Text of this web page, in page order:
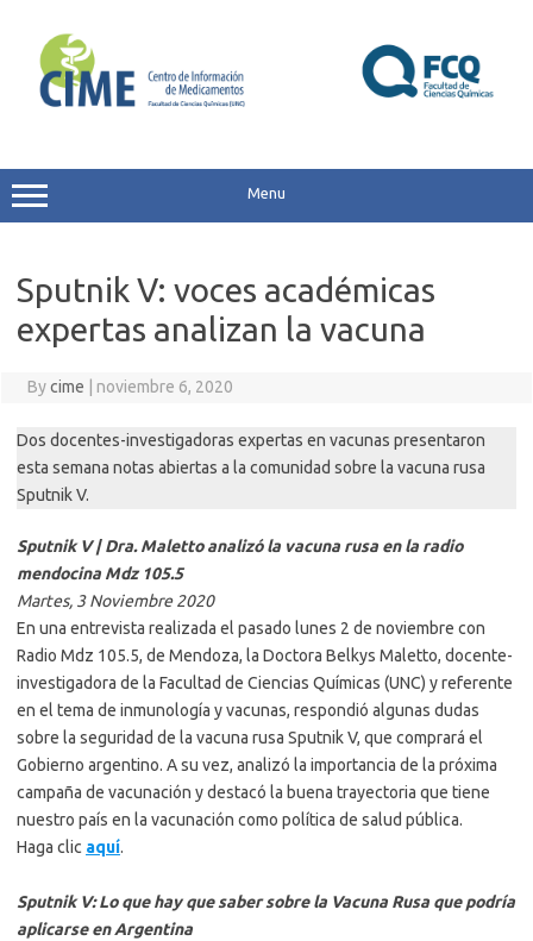
content
Menu
Sputnik V: voces académicas
expertas analizan la vacuna
Bycime noviembre 6, 2020
Dos docentes-investigadoras expertas en vacunas presentaron
esta semana notas abiertas a la comunidad sobre la vacuna rusa
Sputnik V.
Sputnik V | Dra. Maletto analizó la vacuna rusa en la radio
mendocina Mdz 105.5
Martes, 3 Noviembre 2020
En una entrevista realizada el pasado lunes 2 de noviembre con
Radio Mdz 105.5, de Mendoza, la Doctora Belkys Maletto, docente-
investigadora de la Facultad de Ciencias Químicas (UNC) y referente
en el tema de inmunología y vacunas, respondió algunas dudas
sobre la seguridad de la vacuna rusa Sputnik V, que comprará el
Gobierno argentino. A su vez, analizó la importancia de la próxima
campaña de vacunación y destacó la buena trayectoria que tiene
nuestro país en la vacunación como política de salud pública.
Haga clic aquí.
Sputnik V: Lo que hay que saber sobre la Vacuna Rusa que podría
aplicarse en Argentina